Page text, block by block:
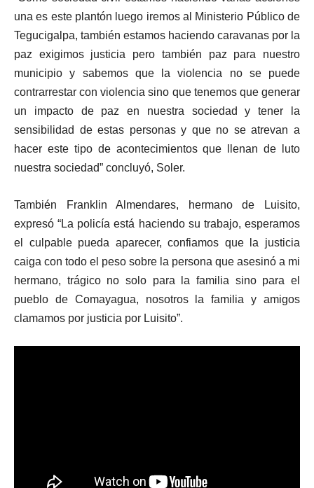
una es este plantón luego iremos al Ministerio Público de
Tegucigalpa, también estamos haciendo caravanas por la
paz exigimos justicia pero también paz para nuestro
municipio y sabemos que la violencia no se puede
contrarrestar con violencia sino que tenemos que generar
un impacto de paz en nuestra sociedad y tener la
sensibilidad de estas personas y que no se atrevan a
hacer este tipo de acontecimientos que llenan de luto
nuestra sociedad” concluyó, Soler.
También Franklin Almendares, hermano de Luisito,
expresó “La policía está haciendo su trabajo, esperamos
el culpable pueda aparecer, confiamos que la justicia
caiga con todo el peso sobre la persona que asesinó a mi
hermano, trágico no solo para la familia sino para el
pueblo de Comayagua, nosotros la familia y amigos
clamamos por justicia por Luisito”.